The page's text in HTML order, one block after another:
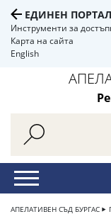
ЕДИНЕН
Инструменти за
Карта на сайта
English
АПЕЛАТИВЕН СЪД БУРГАС